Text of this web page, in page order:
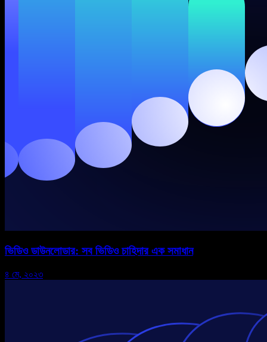
ভিডিও ডাউনলোডার: সব ভিডিও চাহিদার এক সমাধান
৪ মে, ২০২৩